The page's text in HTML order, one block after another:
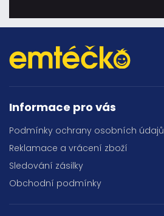
Informace pro vás
Podmínky ochrany osobních údajů
Reklamace a vrácení zboží
Sledování zásilky
Obchodní podmínky